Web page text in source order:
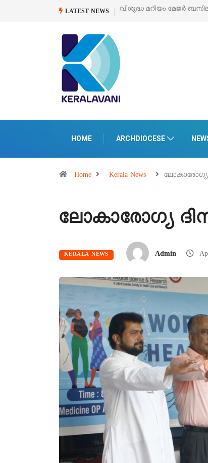
LATEST NEWS
മറിയം മേജർ ബസിലിക്കയുടെ സമർപ്പണ തിരുനാൾ ഓഗസ്റ്റ്
HOME ARCHDIOCESE
Home Kerala News ലോകാരോഗ്യ
ലോകാരോഗ്യ
KERALA NEWS Admin